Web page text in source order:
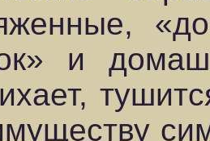
и